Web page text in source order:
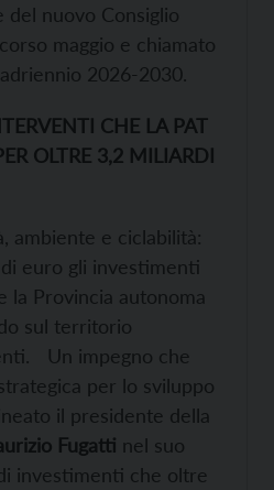
del nuovo Consiglio
maggio e chiamato
2026-2030.
CHE LA PAT
OLTRE 3,2 MILIARDI
ambiente e ciclabilità:
euro gli investimenti
la Provincia autonoma
sul territorio
Un impegno che
per lo sviluppo
il presidente della
Fugatti nel suo
investimenti che oltre